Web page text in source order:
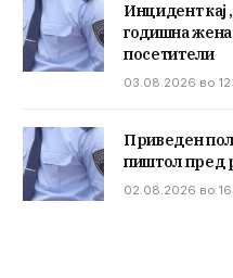
Инцидент кај
годишна жена
посетители
03.08.2026 во
Приведен
пиштол пред
02.08.2026 во